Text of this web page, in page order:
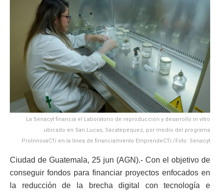
La Senacyt financia el Laboratorio de reproducción y desarrollo in vitro
ubicado en San Lucas, Sacatepéquez, por medio del programa
ProInnovaCTi en la línea de financiamiento EmprendeCTi./Foto: Senacyt
Ciudad de Guatemala, 25 jun (AGN).- Con el objetivo de
conseguir fondos para financiar proyectos enfocados en
la reducción de la brecha digital con tecnología e